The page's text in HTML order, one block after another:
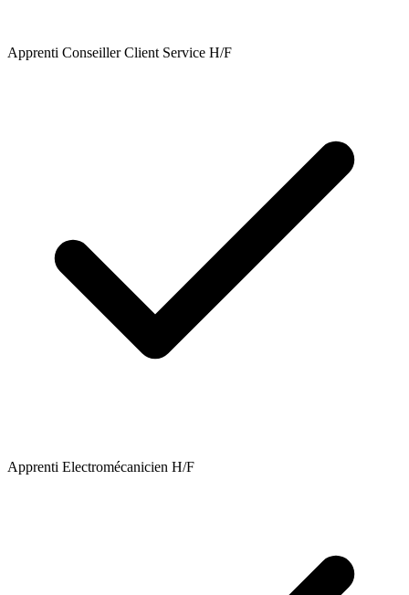
Apprenti Conseiller Client Service H/F
Apprenti Electromécanicien H/F